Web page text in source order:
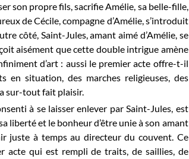
son propre fils, sacrifie Amélie, sa belle-fille,
de Cécile, compagne d’Amélie, s’introduit
côté, Saint-Jules, amant aimé d’Amélie, se
aisément que cette double intrigue amène
d’art : aussi le premier acte offre-t-il
en situation, des marches religieuses, des
sur-tout fait plaisir.
à se laisser enlever par Saint-Jules, est
liberté et le bonheur d’être unie à son amant
juste à temps au directeur du couvent. Ce
acte qui est rempli de traits, de saillies, de